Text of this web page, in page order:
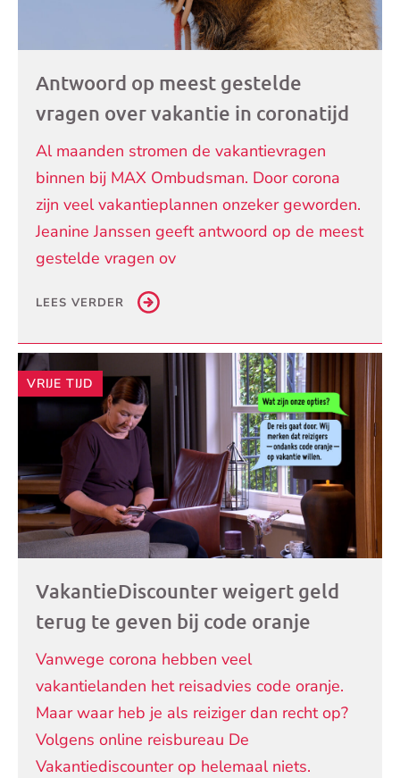
Antwoord op meest gestelde
vragen over vakantie in coronatijd
Al maanden stromen de vakantievragen
binnen bij MAX Ombudsman. Door corona
zijn veel vakantieplannen onzeker geworden.
Jeanine Janssen geeft antwoord op de meest
gestelde vragen ov
LEES VERDER
VRIJE TIJD
VakantieDiscounter weigert geld
terug te geven bij code oranje
Vanwege corona hebben veel
vakantielanden het reisadvies code oranje.
Maar waar heb je als reiziger dan recht op?
Volgens online reisbureau De
Vakantiediscounter op helemaal niets.